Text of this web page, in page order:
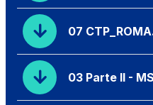
07
03 Parte II -